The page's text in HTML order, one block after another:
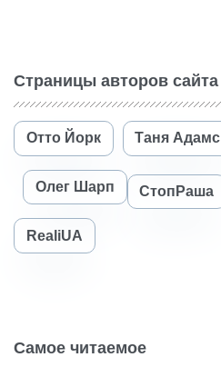
Страницы авторов сайта
Отто Йорк Таня Адамс
Олег Шарп СтопРаша
RealiUA
Самое читаемое